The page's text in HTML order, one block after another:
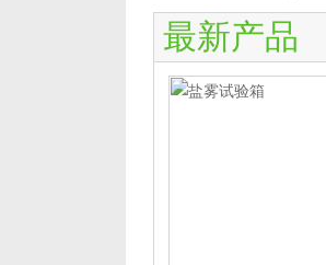
最新产品